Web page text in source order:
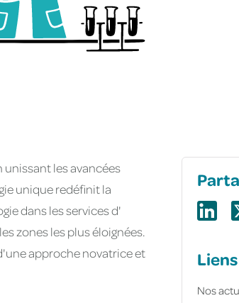
unissant les avancées
unique redéfinit la
dans les services d'
zones les plus éloignées.
approche novatrice et
Nos